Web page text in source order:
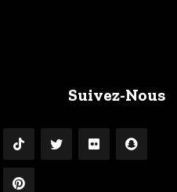
Suivez-Nous